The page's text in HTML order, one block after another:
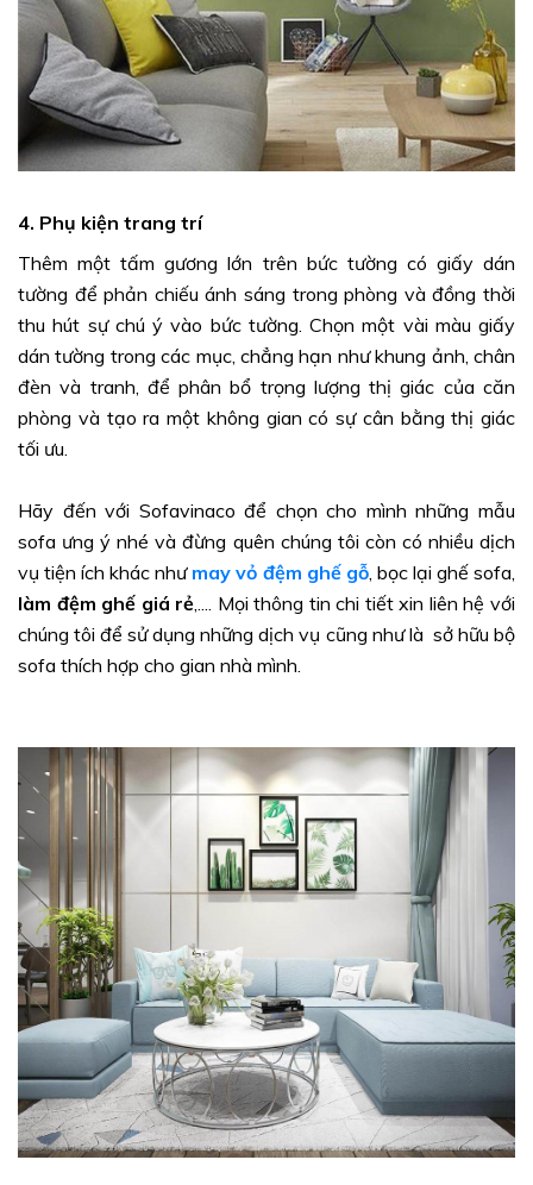
4. Phụ kiện trang trí
Thêm một tấm gương lớn trên bức tường có giấy dán
tường để phản chiếu ánh sáng trong phòng và đồng thời
thu hút sự chú ý vào bức tường. Chọn một vài màu giấy
dán tường trong các mục, chẳng hạn như khung ảnh, chân
đèn và tranh, để phân bổ trọng lượng thị giác của căn
phòng và tạo ra một không gian có sự cân bằng thị giác
tối ưu.
Hãy đến với Sofavinaco để chọn cho mình những mẫu
sofa ưng ý nhé và đừng quên chúng tôi còn có nhiều dịch
vụ tiện ích khác như may vỏ đệm ghế gỗ, bọc lại ghế sofa,
làm đệm ghế giá rẻ ,.... Mọi thông tin chi tiết xin liên hệ với
chúng tôi để sử dụng những dịch vụ cũng như là sở hữu bộ
sofa thích hợp cho gian nhà mình.